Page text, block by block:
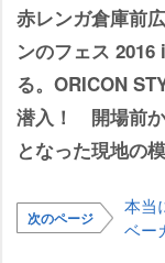
赤レンガ倉庫前
ンのフェス
る。ORICON
潜入！ 開場前か
となった現地の
次のページ
本当
ベー